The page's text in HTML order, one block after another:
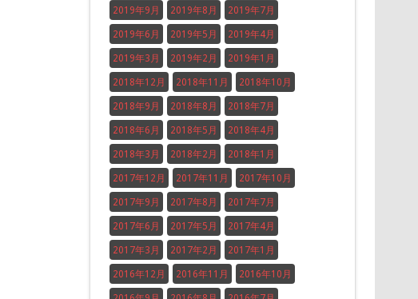
2019年9月 2019年8月 2019年7月
2019年6月 2019年5月 2019年4月
2019年3月 2019年2月 2019年1月
2018年12月 2018年11月 2018年10月
2018年9月 2018年8月 2018年7月
2018年6月 2018年5月 2018年4月
2018年3月 2018年2月 2018年1月
2017年12月 2017年11月 2017年10月
2017年9月 2017年8月 2017年7月
2017年6月 2017年5月 2017年4月
2017年3月 2017年2月 2017年1月
2016年12月 2016年11月 2016年10月